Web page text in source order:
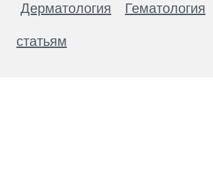
Дерматология Гематология
статьям